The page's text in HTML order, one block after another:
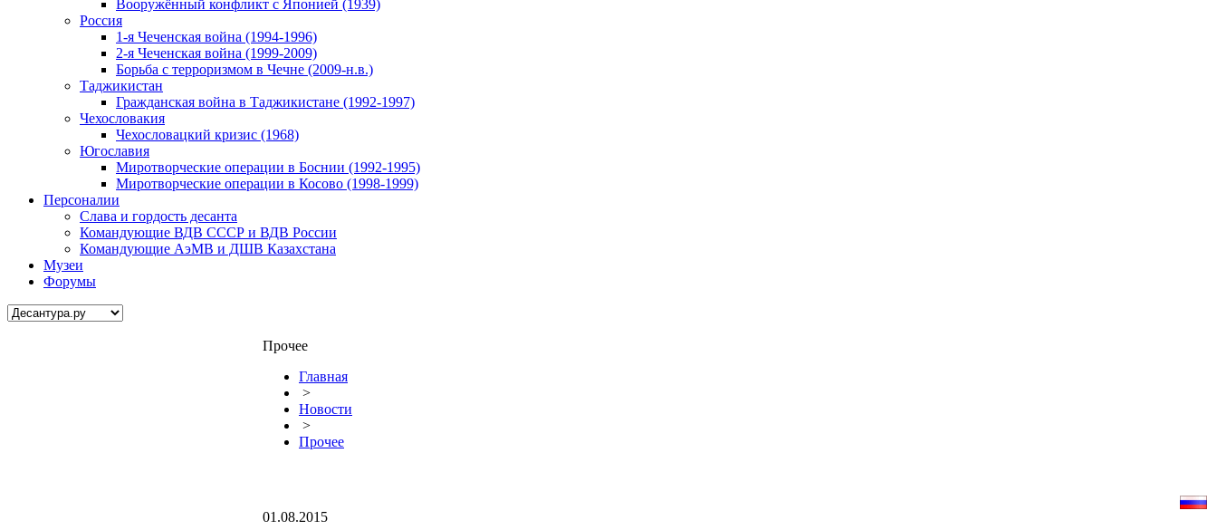
Вооружённый конфликт с Японией (1939)
Россия
1-я Чеченская война (1994-1996)
2-я Чеченская война (1999-2009)
Борьба с терроризмом в Чечне (2009-н.в.)
Таджикистан
Гражданская война в Таджикистане (1992-1997)
Чехословакия
Чехословацкий кризис (1968)
Югославия
Миротворческие операции в Боснии (1992-1995)
Миротворческие операции в Косово (1998-1999)
Персоналии
Слава и гордость десанта
Командующие ВДВ СССР и ВДВ России
Командующие АэМВ и ДШВ Казахстана
Музеи
Форумы
Прочее
Главная
>
Новости
>
Прочее
01.08.2015